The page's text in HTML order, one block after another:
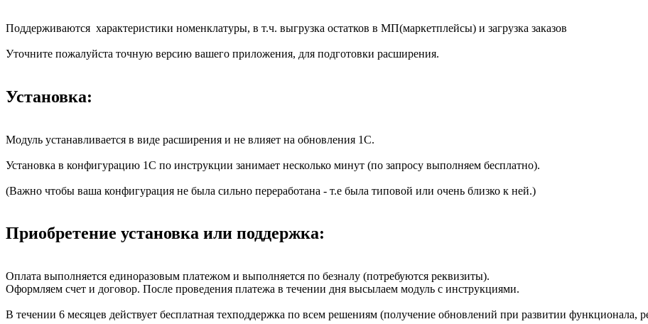
Поддерживаются характеристики номенклатуры, в т.ч. выгрузка остатков в МП(маркетплейсы) и загрузка заказов
Уточните пожалуйста точную версию вашего приложения, для подготовки расширения.
Установка:
Модуль устанавливается в виде расширения и не влияет на обновления 1С.
Установка в конфигурацию 1С по инструкции занимает несколько минут (по запросу выполняем бесплатно).
(Важно чтобы ваша конфигурация не была сильно переработана - т.е была типовой или очень близко к ней.)
Приобретение установка или поддержка:
Оплата выполняется единоразовым платежом и выполняется по безналу (потребуются реквизиты).
Оформляем счет и договор. После проведения платежа в течении дня высылаем модуль с инструкциями.
В течении 6 месяцев действует бесплатная техподдержка по всем решениям (получение обновлений при развитии функционала,